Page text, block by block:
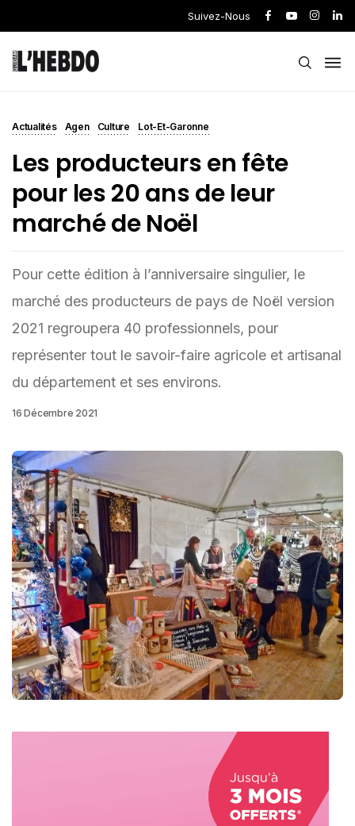
Suivez-Nous
Actualités Agen Culture Lot-Et-Garonne
Les producteurs en fête
pour les 20 ans de leur
marché de Noël
Pour cette édition à l’anniversaire singulier, le
marché des producteurs de pays de Noël version
2021 regroupera 40 professionnels, pour
représenter tout le savoir-faire agricole et artisanal
du département et ses environs.
16 Décembre 2021